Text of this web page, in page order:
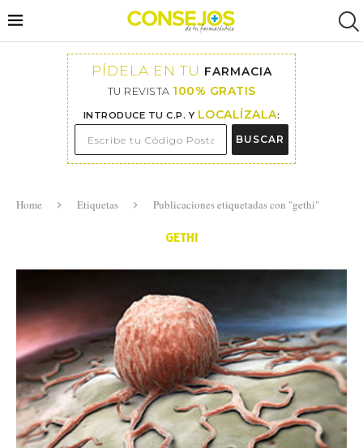
PÍDELA EN TU FARMACIA
TU REVISTA 100% GRATIS
INTRODUCE TU C.P. Y LOCALÍZALA:
BUSCAR
Home Etiquetas Publicaciones etiquetadas con "gethi"
GETHI